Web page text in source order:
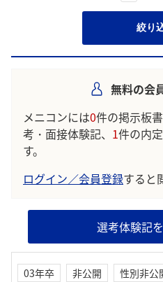
絞り
無料の会
メニコンには0件の掲示板
考・面接体験記、 1件の内
す。
ログイン／会員登録すると
選考体験記
03年卒 非公開
性別非公